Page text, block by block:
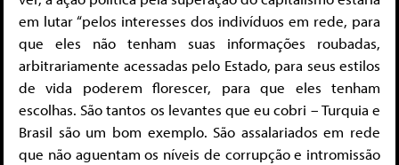
em lutar “pelos interesses dos indivíduos em rede, para
que eles não tenham suas informações roubadas,
arbitrariamente acessadas pelo Estado, para seus estilos
de vida poderem florescer, para que eles tenham
escolhas. São tantos os levantes que eu cobri – Turquia e
Brasil são um bom exemplo. São assalariados em rede
que não aguentam os níveis de corrupção e intromissão